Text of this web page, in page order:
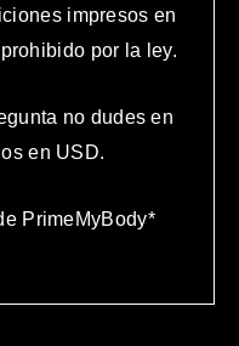
impresos en
por la ley.
no dudes en
en USD.
PrimeMyBody*